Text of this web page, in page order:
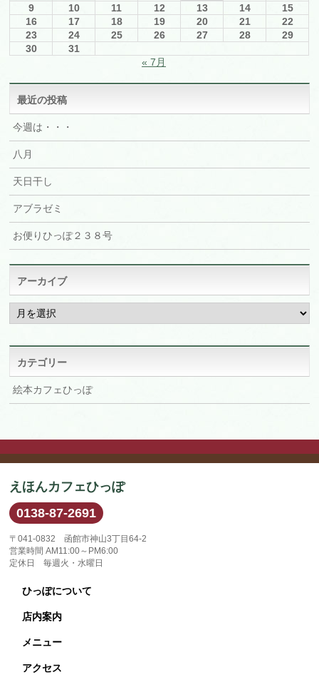
9
10 11 12 13 14
15
16
17 18 19 20 21
22
23
24 25 26 27 28
29
30
31
« 7月
最近の投稿
今週は・・・
八月
天日干し
アブラゼミ
お便りひっぽ２３８号
アーカイブ
ア
ー
カ
カテゴリー
絵本カフェひっぽ
えほんカフェひっぽ
0138-87-2691
〒041-0832 函館市神山3丁目64-2
営業時間 AM11:00～PM6:00
定休日 毎週火・水曜日
ひっぽについて
店内案内
メニュー
アクセス